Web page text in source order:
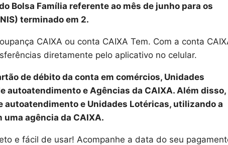
Bolsa Família referente ao mês de junho para os
terminado em 2.
CAIXA ou conta CAIXA Tem. Com a conta
diretamente pelo aplicativo no celular.
de débito da conta em comércios, Unidades
e Agências da CAIXA. Além disso,
e Unidades Lotéricas, utilizando a
agência da CAIXA.
e fácil de usar! Acompanhe a data do seu